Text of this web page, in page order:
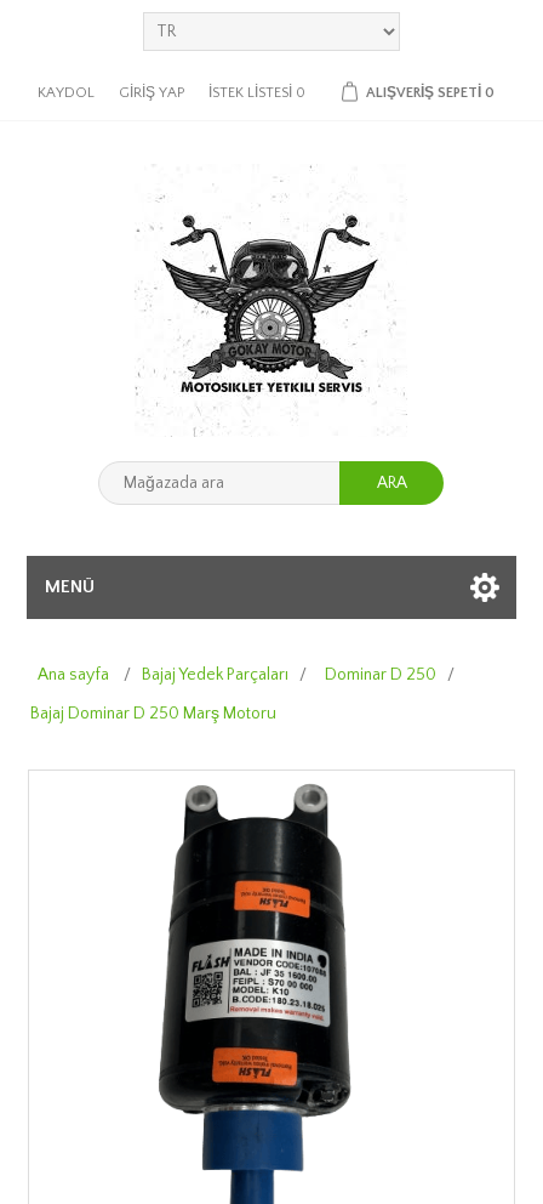
KAYDOL GIRIŞ YAP İSTEK LISTESI 0 ALIŞVERIŞ SEPETI 0
ARA
MENÜ
Ana sayfa / Bajaj Yedek Parçaları / Dominar D 250
/
Bajaj Dominar D 250 Marş Motoru